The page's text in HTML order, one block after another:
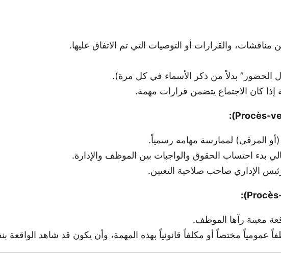
مناقشات، والقرارات أو التوصيات التي تم الاتفاق عليها.
الحضور” بدلاً من ذكر الأسماء في كل مرة).
إذا كان الاجتماع يتضمن قرارات مهمة.
(أو المرقى) لممارسة مهامه رسمياً.
بدء احتساب الحقوق والواجبات بين الموظف والإدارة.
الإداري صاحب صلاحية التعيين.
معينة رآها الموظف.
مختصاً أو مكلفاً قانونياً بهذه المهمة، وأن يكون قد شاهد الواقعة